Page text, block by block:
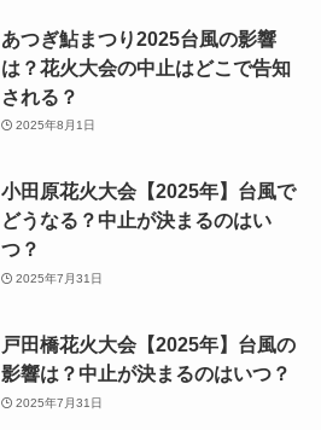
あつぎ鮎まつり2025台風の影響
は？花火大会の中止はどこで告知
される？
2025年8月1日
小田原花火大会【2025年】台風で
どうなる？中止が決まるのはい
つ？
2025年7月31日
戸田橋花火大会【2025年】台風の
影響は？中止が決まるのはいつ？
2025年7月31日